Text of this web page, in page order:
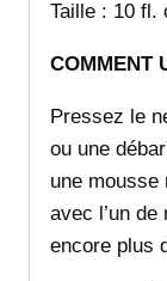
Taille : 10 fl.
COMMENT
Pressez le
ou une
une mousse
avec l’un
encore plus